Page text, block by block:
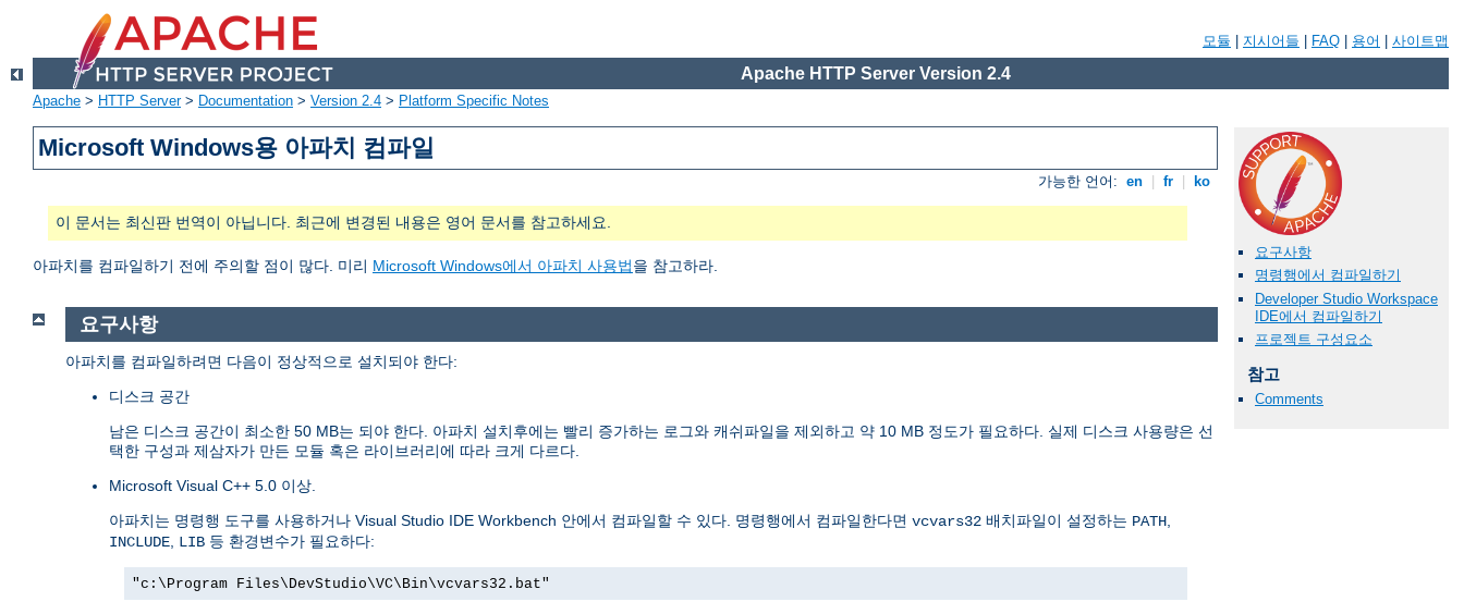
모듈 지시어들 FAQ 용어 사이트맵
Apache HTTP Server Version 2.4
Apache > HTTP Server> Documentation > Version 2.4 > Platform Specific Notes
Microsoft Windows용 아파치 컴파일
가능한 언어: en fr ko
이 문서는 최신판 번역이 아닙니다. 최근에 변경된 내용은 영어 문서를 참고하세요.
아파치를 컴파일하기 전에 주의할 점이 많다. 미리 Microsoft Windows에서 아파치 사용법을 참고하라.
요구사항
명령행에서 컴파일하기
Developer Studio Workspace
IDE에서 컴파일하기
프로젝트 구성요소
참고
Comments
요구사항
아파치를 컴파일하려면 다음이 정상적으로 설치되야 한다:
디스크 공간
남은 디스크 공간이 최소한 50 MB는 되야 한다. 아파치 설치후에는 빨리 증가하는 로그와 캐쉬파일을 제외하고 약 10 MB 정도가 필요하다. 실제 디스크 사용량은 선
택한 구성과 제삼자가 만든 모듈 혹은 라이브러리에 따라 크게 다르다.
Microsoft Visual C++ 5.0 이상.
아파치는 명령행 도구를 사용하거나 Visual Studio IDE Workbench 안에서 컴파일할 수 있다. 명령행에서 컴파일한다면 vcvars32 배치파일이 설정하는 PATH
INCLUDE LIB 등 환경변수가 필요하다:
"c:\Program Files\DevStudio\VC\Bin\vcvars32.bat"